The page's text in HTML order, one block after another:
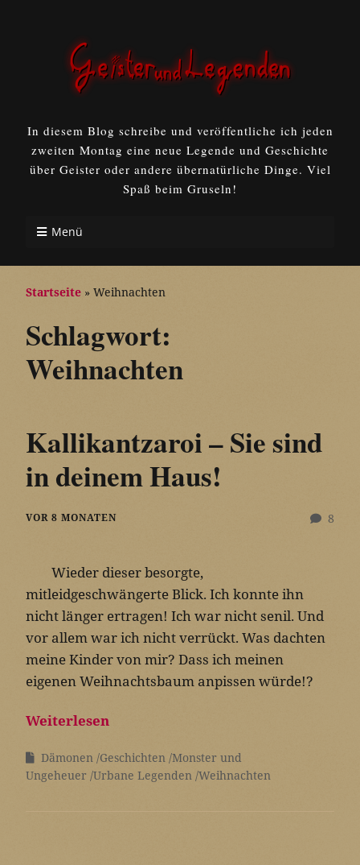
In diesem Blog schreibe und veröffentliche ich jeden
zweiten Montag eine neue Legende und Geschichte
über Geister oder andere übernatürliche Dinge. Viel
Spaß beim Gruseln!
Menü
Startseite » Weihnachten
Schlagwort:
Weihnachten
Kallikantzaroi – Sie sind
in deinem Haus!
8
VOR 8 MONATEN
Wieder dieser besorgte,
mitleidgeschwängerte Blick. Ich konnte ihn
nicht länger ertragen! Ich war nicht senil. Und
vor allem war ich nicht verrückt. Was dachten
meine Kinder von mir? Dass ich meinen
eigenen Weihnachtsbaum anpissen würde!?
Weiterlesen
Dämonen Geschichten Monster und
Ungeheuer Urbane Legenden Weihnachten